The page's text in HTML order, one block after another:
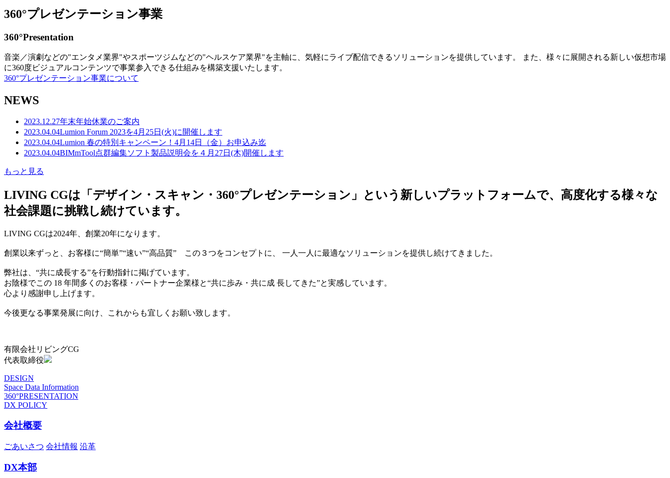
360°プレゼンテーション事業
360°Presentation
音楽／演劇などの"エンタメ業界"やスポーツジムなどの"ヘルスケア業界"を主軸に、気軽にライブ配信できるソリューションを提供しています。 また、様々に展開される新しい仮想市場
に360度ビジュアルコンテンツで事業参入できる仕組みを構築支援いたします。
360°プレゼンテーション事業について
NEWS
2023.12.27年末年始休業のご案内
2023.04.04Lumion Forum 2023を4月25日(火)に開催します
2023.04.04Lumion 春の特別キャンペーン！4月14日（金）お申込み迄
2023.04.04BIMmTool点群編集ソフト製品説明会を４月27日(木)開催します
もっと見る
LIVING CGは「デザイン・スキャン・360°プレゼンテーション」という新しいプラットフォームで、高度化する様々な
社会課題に挑戦し続けています。
LIVING CGは2024年、創業20年になります。
創業以来ずっと、お客様に“簡単”“速い”“高品質” この３つをコンセプトに、 一人一人に最適なソリューションを提供し続けてきました。
弊社は、“共に成長する”を行動指針に掲げています。
お陰様でこの 18 年間多くのお客様・パートナー企業様と“共に歩み・共に成 長してきた”と実感しています。
心より感謝申し上げます。
今後更なる事業発展に向け、これからも宜しくお願い致します。
有限会社リビングCG
代表取締役
DESIGN
Space Data Information
360°PRESENTATION
DX POLICY
会社概要
ごあいさつ 会社情報 沿革
DX本部